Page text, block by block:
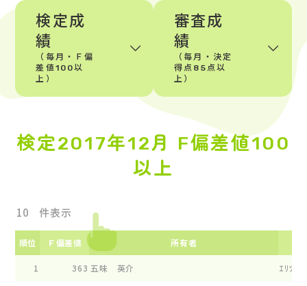
検定成
績
（毎月・Ｆ偏
差値100以
上）
審査成
績
（毎月・決定
得点85点以
上）
検定2017年12月 F偏差値100
以上
件表示
順位 Ｆ偏差値 所有者
1 363 五味 英介 ｴﾘﾂｸﾌ